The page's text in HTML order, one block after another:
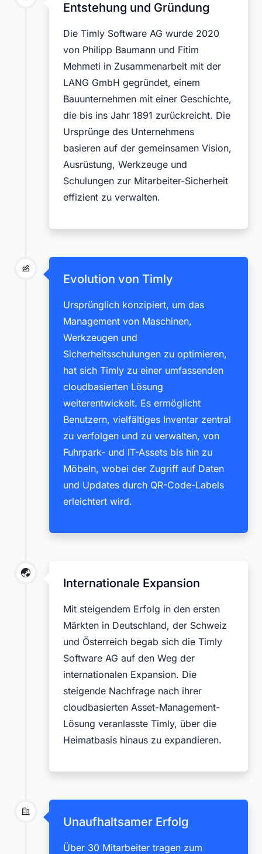
Entstehung und Gründung
Die Timly Software AG wurde 2020
von Philipp Baumann und Fitim
Mehmeti in Zusammenarbeit mit der
LANG GmbH gegründet, einem
Bauunternehmen mit einer Geschichte,
die bis ins Jahr 1891 zurückreicht. Die
Ursprünge des Unternehmens
basieren auf der gemeinsamen Vision,
Ausrüstung, Werkzeuge und
Schulungen zur Mitarbeiter-Sicherheit
effizient zu verwalten.
Evolution von Timly
Ursprünglich konzipiert, um das
Management von Maschinen,
Werkzeugen und
Sicherheitsschulungen zu optimieren,
hat sich Timly zu einer umfassenden
cloudbasierten Lösung
weiterentwickelt. Es ermöglicht
Benutzern, vielfältiges Inventar zentral
zu verfolgen und zu verwalten, von
Fuhrpark- und IT-Assets bis hin zu
Möbeln, wobei der Zugriff auf Daten
und Updates durch QR-Code-Labels
erleichtert wird.
Internationale Expansion
Mit steigendem Erfolg in den ersten
Märkten in Deutschland, der Schweiz
und Österreich begab sich die Timly
Software AG auf den Weg der
internationalen Expansion. Die
steigende Nachfrage nach ihrer
cloudbasierten Asset-Management-
Lösung veranlasste Timly, über die
Heimatbasis hinaus zu expandieren.
Unaufhaltsamer Erfolg
Über 30 Mitarbeiter tragen zum